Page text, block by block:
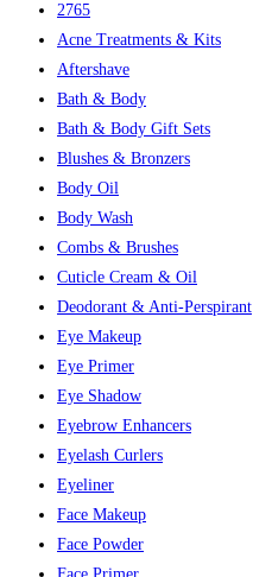
2765
Acne Treatments & Kits
Aftershave
Bath & Body
Bath & Body Gift Sets
Blushes & Bronzers
Body Oil
Body Wash
Combs & Brushes
Cuticle Cream & Oil
Deodorant & Anti-Perspirant
Eye Makeup
Eye Primer
Eye Shadow
Eyebrow Enhancers
Eyelash Curlers
Eyeliner
Face Makeup
Face Powder